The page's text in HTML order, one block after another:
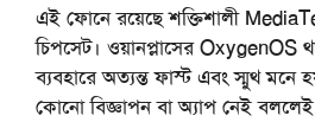
এই ফোনে রয়েছে শক্তিশালী
চিপসেট। ওয়ানপ্লাসের OxygenOS
ব্যবহারে অত্যন্ত ফাস্ট এবং স্মুথ মনে
কোনো বিজ্ঞাপন বা অ্যাপ নেই